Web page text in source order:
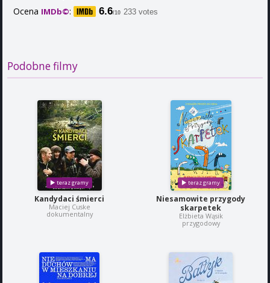
Ocena IMDb©: 6.6/10 233 votes
Podobne filmy
Kandydaci śmierci
Maciej Cuske
dokumentalny
Niesamowite przygody
skarpetek
Elżbieta Wąsik
przygodowy